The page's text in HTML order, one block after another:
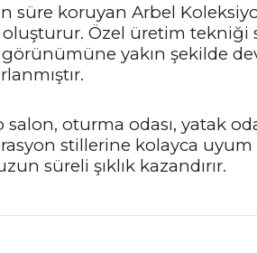
süre koruyan Arbel
Özel üretim
yakın şekilde
oturma odası, yatak
stillerine kolayca
süreli şıklık kazandırır.